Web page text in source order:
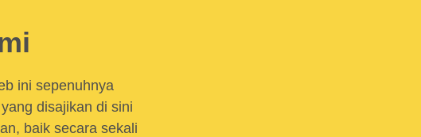
ini sepenuhnya
disajikan di sini
baik secara sekali